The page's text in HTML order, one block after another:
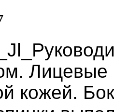
Лицевые
кожей.